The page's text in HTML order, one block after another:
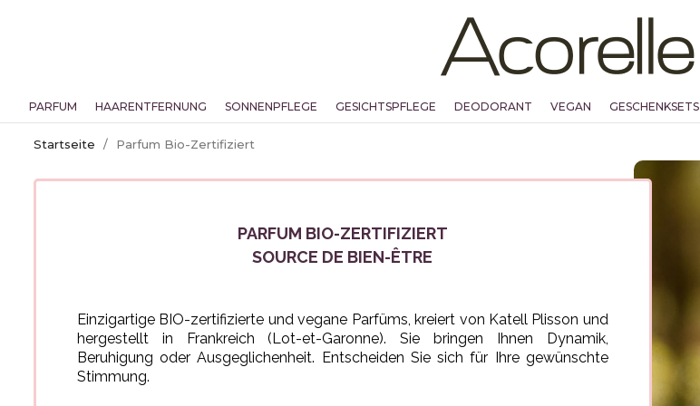
PARFUM HAARENTFERNUNG SONNENPFLEGE GESICHTSPFLEGE DEODORANT VEGAN GESCHENKSETS
Startseite Parfum Bio-Zertifiziert
PARFUM BIO-ZERTIFIZIERT
SOURCE DE BIEN-ÊTRE
Einzigartige BIO-zertifizierte und vegane Parfüms, kreiert von Katell Plisson und
hergestellt in Frankreich (Lot-et-Garonne). Sie bringen Ihnen Dynamik,
Beruhigung oder Ausgeglichenheit. Entscheiden Sie sich für Ihre gewünschte
Stimmung.